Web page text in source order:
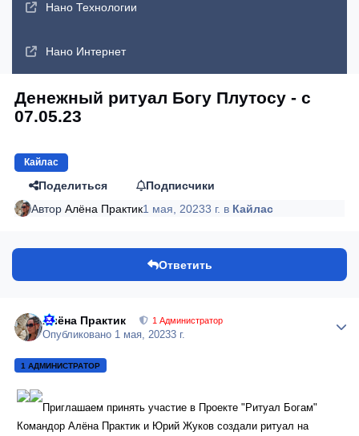
Нано Технологии
Нано Интернет
Денежный ритуал Богу Плутосу - с
07.05.23
Кайлас
Поделиться
Подписчики
АвторАлёна Практик1 мая, 20233 г. в Кайлас
Ответить
Алёна Практик 1 Администратор
Опубликовано 1 мая, 20233 г.
1 АДМИНИСТРАТОР
Приглашаем принять участие в Проекте "Ритуал Богам"
Командор Алёна Практик и Юрий Жуков создали ритуал на